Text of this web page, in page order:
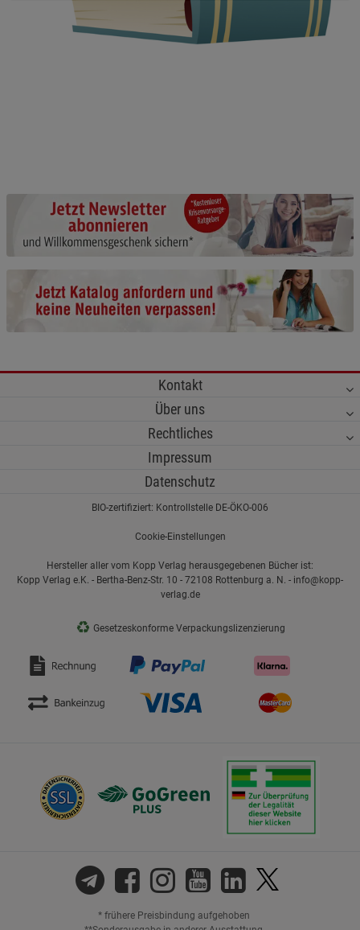
Kontakt
Über uns
Rechtliches
Impressum
Datenschutz
BIO-zertifiziert: Kontrollstelle DE-ÖKO-006
Cookie-Einstellungen
Hersteller aller vom Kopp Verlag herausgegebenen Bücher ist:
Kopp Verlag e.K. - Bertha-Benz-Str. 10 - 72108 Rottenburg a. N. - info@kopp-
verlag.de
♻ Gesetzeskonforme Verpackungslizenzierung
* frühere Preisbindung aufgehoben
Beschreibung Notwendige Cookies
Cookie-Informationenanzeigen
Funktionale Cookies (1) Funktionale
Beschreibung Funktionale Cookies
anzeigen
Statistik Cookies (2) Statistik Cookies
Beschreibung Statistik Cookies
Cookie-Informationen
Marketing Cookies (3)
Datenschutzerklärung Impressum